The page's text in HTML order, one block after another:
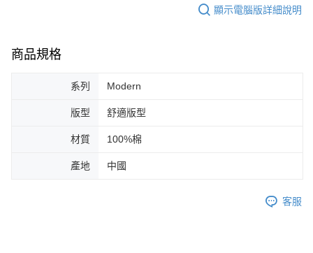
顯示電腦版詳細說明
商品規格
系列 Modern
版型 舒適版型
材質 100%棉
產地 中國
客服